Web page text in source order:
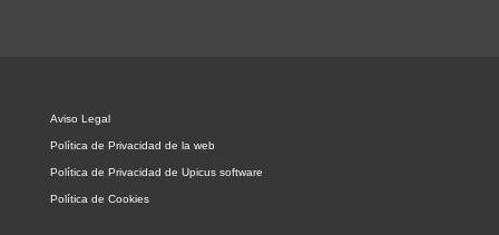
Aviso Legal
Política de Privacidad de la web
Política de Privacidad de Upicus software
Política de Cookies